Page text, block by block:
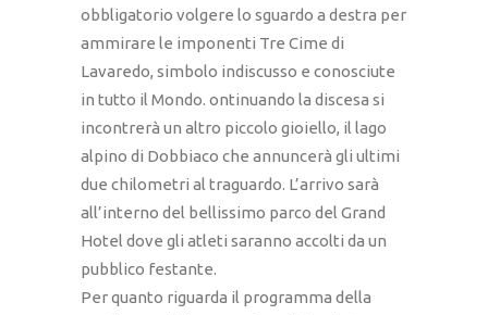
obbligatorio volgere lo sguardo a destra per
ammirare le imponenti Tre Cime di
Lavaredo, simbolo indiscusso e conosciute
in tutto il Mondo. ontinuando la discesa si
incontrerà un altro piccolo gioiello, il lago
alpino di Dobbiaco che annuncerà gli ultimi
due chilometri al traguardo. L’arrivo sarà
all’interno del bellissimo parco del Grand
Hotel dove gli atleti saranno accolti da un
pubblico festante.
Per quanto riguarda il programma della